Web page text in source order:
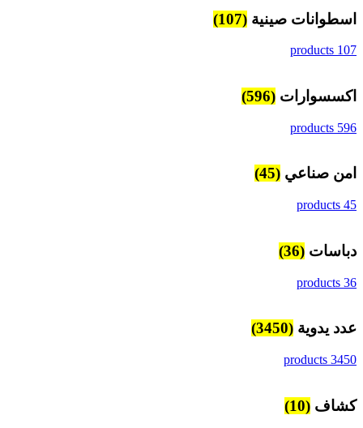
اسطوانات صينية (107)
107 products
اكسسوارات (596)
596 products
امن صناعي (45)
45 products
دباسات (36)
36 products
عدد يدوية (3450)
3450 products
كشاف (10)